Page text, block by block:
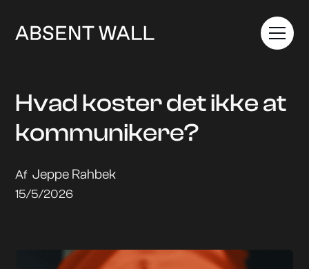
Hvad koster det ikke at
kommunikere?
Af Jeppe Rahbek
15/5/2026